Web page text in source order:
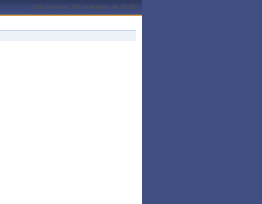
João Pessoa, 08 de Agosto de 2026